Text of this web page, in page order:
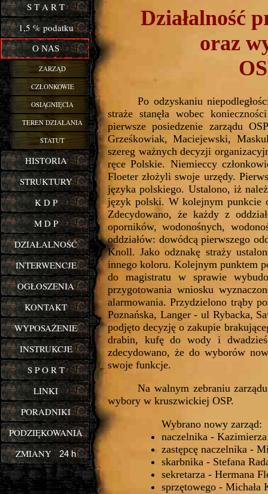
S T A R T
1,5 % podatku
O NAS
ZARZĄD
CZŁONKOWIE
OSIĄGNIĘCIA
TEREN DZIAŁANIA
STATUT
HISTORIA
STRUKTURY
K D P
M D P
DZIAŁALNOŚĆ
INTERWENCJE
OGŁOSZENIA
KONTAKT
WYPOSAŻENIE
INSTRUKCJE
S P O R T
LINKI
PORADNIKI
PODZIĘKOWANIA
ZMIANY 24 h
Działalność
oraz
Po odzyskaniu
straże stanęła wobec
pierwsze posiedzenie zarządu
Grześkowiak, Maciejewski,
szereg ważnych decyzji
ręce Polskie. Niemieccy
Floeter złożyli swoje urzędy.
języka polskiego. Ustalono, iż
język polski. W kolejnym punkcie
Zdecydowano, że każdy z
oporników, wodonośnych,
oddziałów: dowódcą pierwszego
Knoll. Jako odznakę straży
innego koloru. Kolejnym punktem
do magistratu w sprawie
przygotowania wniosku
alarmowania. Przydzielono trąby
Poznańska, Langer - ul Rybacka,
podjęto decyzję o zakupie
drabin, kufę do wody i
zdecydowano, że do wyborów
swoje funkcje.
Na walnym zebraniu
wybory w kruszwickiej OSP.
Wybrano nowy zarząd:
naczelnika -
zastępcę naczelnika -
skarbnika - Stefana
sekretarza - Hermana
sprzętowego - Michała